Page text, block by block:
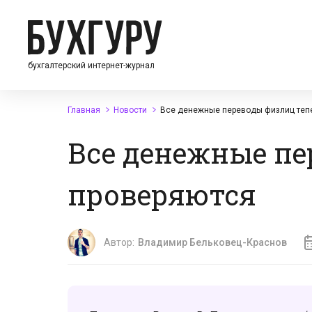
бухгалтерский интернет-журнал
Главная Новости Все денежные переводы физлиц
Все денежные
проверяются
Автор: Владимир Бельковец-Краснов